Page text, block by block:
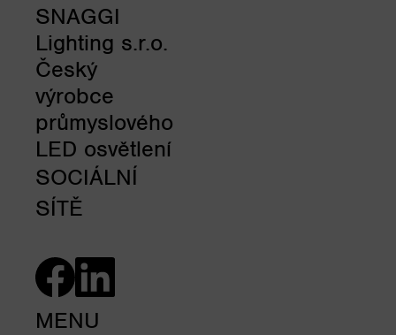
SNAGGI
Lighting s.r.o.
Český
výrobce
průmyslového
LED osvětlení
SOCIÁLNÍ
SÍTĚ
MENU